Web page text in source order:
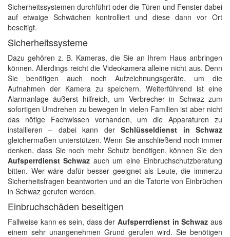
Sicherheitssystemen durchführt oder die Türen und Fenster dabei
auf etwaige Schwächen kontrolliert und diese dann vor Ort
beseitigt.
Sicherheitssysteme
Dazu gehören z. B. Kameras, die Sie an Ihrem Haus anbringen
können. Allerdings reicht die Videokamera alleine nicht aus. Denn
Sie benötigen auch noch Aufzeichnungsgeräte, um die
Aufnahmen der Kamera zu speichern. Weiterführend ist eine
Alarmanlage äußerst hilfreich, um Verbrecher in Schwaz zum
sofortigen Umdrehen zu bewegen In vielen Familien ist aber nicht
das nötige Fachwissen vorhanden, um die Apparaturen zu
installieren – dabei kann derSchlüsseldienst in Schwaz
gleichermaßen unterstützen. Wenn Sie anschließend noch immer
denken, dass Sie noch mehr Schutz benötigen, können Sie den
Aufsperrdienst Schwaz auch um eine Einbruchschutzberatung
bitten. Wer wäre dafür besser geeignet als Leute, die immerzu
Sicherheitsfragen beantworten und an die Tatorte von Einbrüchen
in Schwaz gerufen werden.
Einbruchschäden beseitigen
Fallweise kann es sein, dass der Aufsperrdienst in Schwaz aus
einem sehr unangenehmen Grund gerufen wird. Sie benötigen